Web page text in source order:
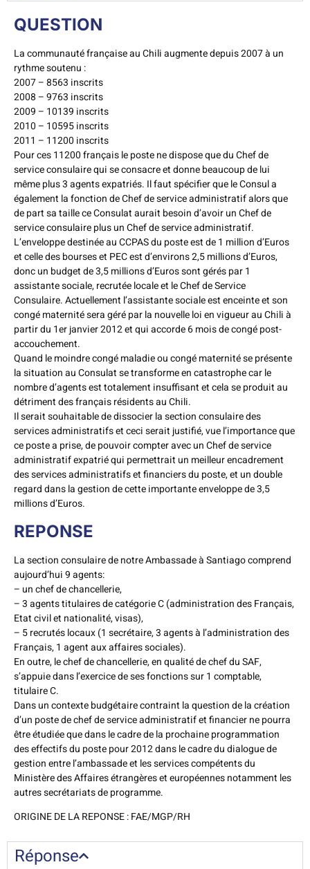
QUESTION
La communauté française au Chili augmente depuis 2007 à un
rythme soutenu :
2007 – 8563 inscrits
2008 – 9763 inscrits
2009 – 10139 inscrits
2010 – 10595 inscrits
2011 – 11200 inscrits
Pour ces 11200 français le poste ne dispose que du Chef de
service consulaire qui se consacre et donne beaucoup de lui
même plus 3 agents expatriés. Il faut spécifier que le Consul a
également la fonction de Chef de service administratif alors que
de part sa taille ce Consulat aurait besoin d’avoir un Chef de
service consulaire plus un Chef de service administratif.
L’enveloppe destinée au CCPAS du poste est de 1 million d’Euros
et celle des bourses et PEC est d’environs 2,5 millions d’Euros,
donc un budget de 3,5 millions d’Euros sont gérés par 1
assistante sociale, recrutée locale et le Chef de Service
Consulaire. Actuellement l’assistante sociale est enceinte et son
congé maternité sera géré par la nouvelle loi en vigueur au Chili à
partir du 1er janvier 2012 et qui accorde 6 mois de congé post-
accouchement.
Quand le moindre congé maladie ou congé maternité se présente
la situation au Consulat se transforme en catastrophe car le
nombre d’agents est totalement insuffisant et cela se produit au
détriment des français résidents au Chili.
Il serait souhaitable de dissocier la section consulaire des
services administratifs et ceci serait justifié, vue l’importance que
ce poste a prise, de pouvoir compter avec un Chef de service
administratif expatrié qui permettrait un meilleur encadrement
des services administratifs et financiers du poste, et un double
regard dans la gestion de cette importante enveloppe de 3,5
millions d’Euros.
REPONSE
La section consulaire de notre Ambassade à Santiago comprend
aujourd’hui 9 agents:
– un chef de chancellerie,
– 3 agents titulaires de catégorie C (administration des Français,
Etat civil et nationalité, visas),
– 5 recrutés locaux (1 secrétaire, 3 agents à l’administration des
Français, 1 agent aux affaires sociales).
En outre, le chef de chancellerie, en qualité de chef du SAF,
s’appuie dans l’exercice de ses fonctions sur 1 comptable,
titulaire C.
Dans un contexte budgétaire contraint la question de la création
d’un poste de chef de service administratif et financier ne pourra
être étudiée que dans le cadre de la prochaine programmation
des effectifs du poste pour 2012 dans le cadre du dialogue de
gestion entre l’ambassade et les services compétents du
Ministère des Affaires étrangères et européennes notamment les
autres secrétariats de programme.
ORIGINE DE LA REPONSE : FAE/MGP/RH
Réponse